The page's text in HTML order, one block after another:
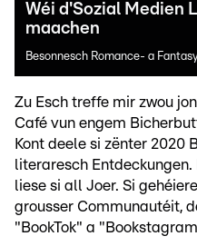
Wéi d'Sozial Medien
maachen
Besonnesch Romance- a
Zu Esch treffe mir zwou
Café vun engem
Kont deele si zënter 2020
literaresch
liese si all Joer. Si
grousser Communautéit,
"BookTok" a